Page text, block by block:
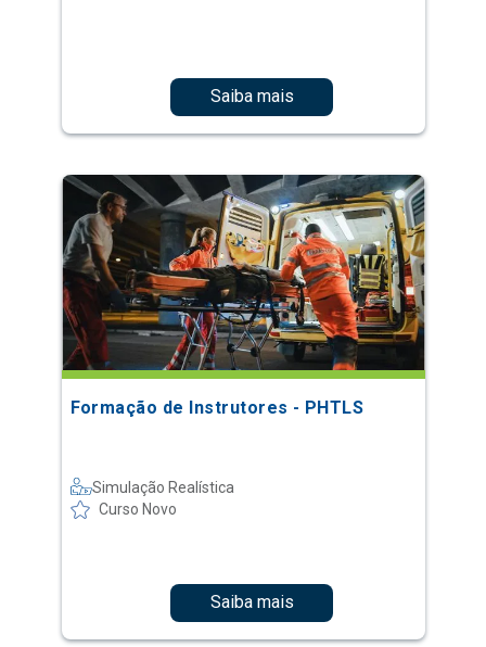
Saiba mais
Formação de Instrutores - PHTLS
Simulação Realística
Curso Novo
Saiba mais